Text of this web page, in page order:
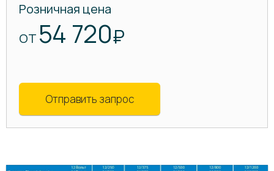
Розничная цена
ОТ54 720₽
Отправить запрос